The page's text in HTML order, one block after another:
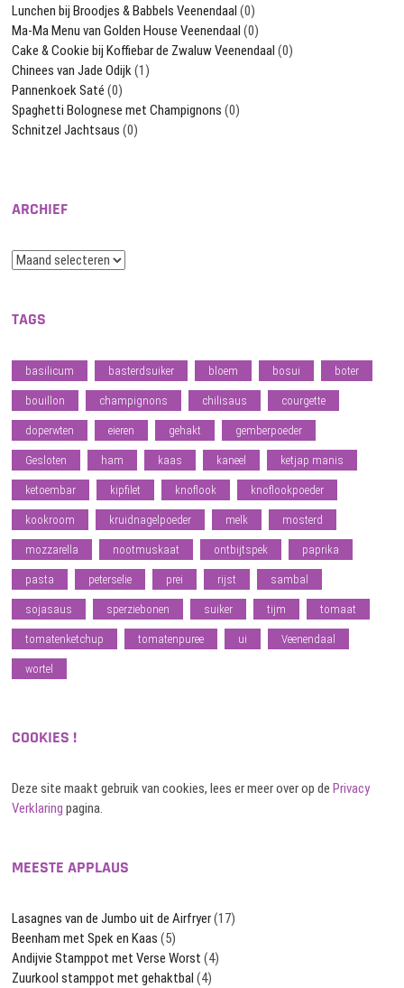
Lunchen bij Broodjes & Babbels Veenendaal (0)
Ma-Ma Menu van Golden House Veenendaal (0)
Cake & Cookie bij Koffiebar de Zwaluw Veenendaal (0)
Chinees van Jade Odijk (1)
Pannenkoek Saté (0)
Spaghetti Bolognese met Champignons (0)
Schnitzel Jachtsaus (0)
ARCHIEF
Archief
TAGS
basilicum basterdsuiker bloem bosui boter
bouillon champignons chilisaus courgette
doperwten eieren gehakt gemberpoeder
Gesloten ham kaas kaneel ketjap manis
ketoembar kipfilet knoflook knoflookpoeder
kookroom kruidnagelpoeder melk mosterd
mozzarella nootmuskaat ontbijtspek paprika
pasta peterselie prei rijst sambal
sojasaus sperziebonen suiker tijm tomaat
tomatenketchup tomatenpuree ui Veenendaal
wortel
COOKIES !
Deze site maakt gebruik van cookies, lees er meer over op dePrivacy
Verklaring pagina.
MEESTE APPLAUS
Lasagnes van de Jumbo uit de Airfryer(17)
Beenham met Spek en Kaas (5)
Andijvie Stamppot met Verse Worst (4)
Zuurkool stamppot met gehaktbal (4)